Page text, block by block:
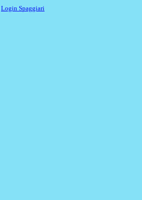
Login Spaggiari